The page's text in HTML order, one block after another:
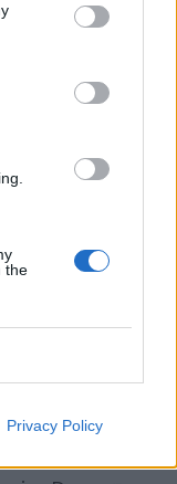
the
Privacy Policy
παρά τους
Η χρήση
οποίος
καθώς
και
στις
γέφυρες και
μια